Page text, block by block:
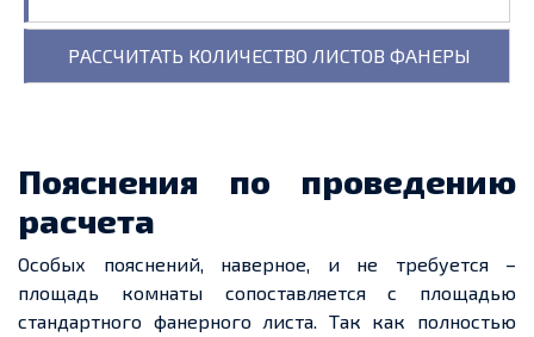
Пояснения по проведению
расчета
Особых пояснений, наверное, и не требуется –
площадь комнаты сопоставляется с площадью
стандартного фанерного листа. Так как полностью